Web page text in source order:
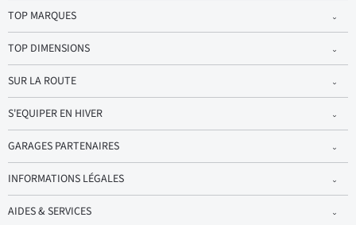
TOP MARQUES
TOP DIMENSIONS
SUR LA ROUTE
S'EQUIPER EN HIVER
GARAGES PARTENAIRES
INFORMATIONS LÉGALES
AIDES & SERVICES